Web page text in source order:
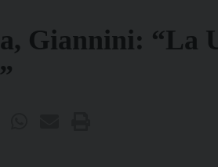
Giannini: “La